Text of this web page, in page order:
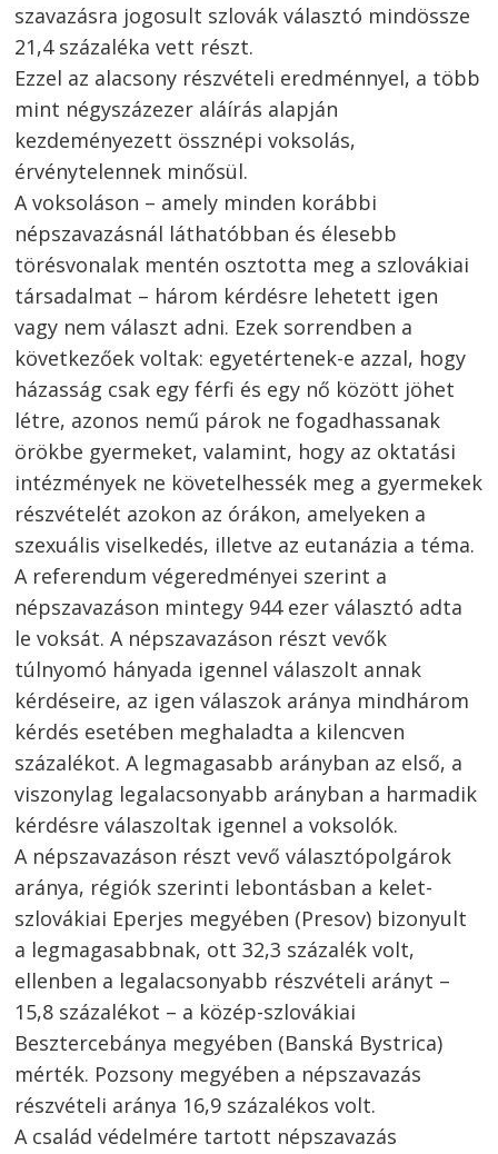
szavazásra jogosult szlovák választó mindössze
21,4 százaléka vett részt.
Ezzel az alacsony részvételi eredménnyel, a több
mint négyszázezer aláírás alapján
kezdeményezett össznépi voksolás,
érvénytelennek minősül.
A voksoláson – amely minden korábbi
népszavazásnál láthatóbban és élesebb
törésvonalak mentén osztotta meg a szlovákiai
társadalmat – három kérdésre lehetett igen
vagy nem választ adni. Ezek sorrendben a
következőek voltak: egyetértenek-e azzal, hogy
házasság csak egy férfi és egy nő között jöhet
létre, azonos nemű párok ne fogadhassanak
örökbe gyermeket, valamint, hogy az oktatási
intézmények ne követelhessék meg a gyermekek
részvételét azokon az órákon, amelyeken a
szexuális viselkedés, illetve az eutanázia a téma.
A referendum végeredményei szerint a
népszavazáson mintegy 944 ezer választó adta
le voksát. A népszavazáson részt vevők
túlnyomó hányada igennel válaszolt annak
kérdéseire, az igen válaszok aránya mindhárom
kérdés esetében meghaladta a kilencven
százalékot. A legmagasabb arányban az első, a
viszonylag legalacsonyabb arányban a harmadik
kérdésre válaszoltak igennel a voksolók.
A népszavazáson részt vevő választópolgárok
aránya, régiók szerinti lebontásban a kelet-
szlovákiai Eperjes megyében (Presov) bizonyult
a legmagasabbnak, ott 32,3 százalék volt,
ellenben a legalacsonyabb részvételi arányt –
15,8 százalékot – a közép-szlovákiai
Besztercebánya megyében (Banská Bystrica)
mérték. Pozsony megyében a népszavazás
részvételi aránya 16,9 százalékos volt.
A család védelmére tartott népszavazás
Bejegyzés
navigáció